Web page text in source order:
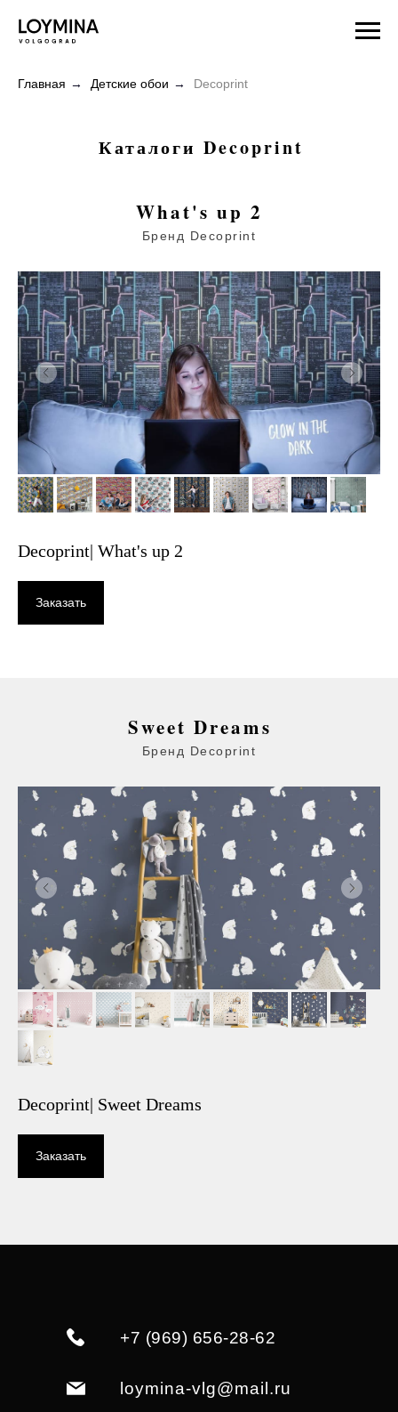
Главная → Детские обои → Decoprint
Каталоги Decoprint
What's up 2
Бренд Decoprint
Decoprint| What's up 2
Заказать
Sweet Dreams
Бренд Decoprint
Decoprint| Sweet Dreams
Заказать
loymina-vlg@mail.ru
+7 (969) 656-28-62